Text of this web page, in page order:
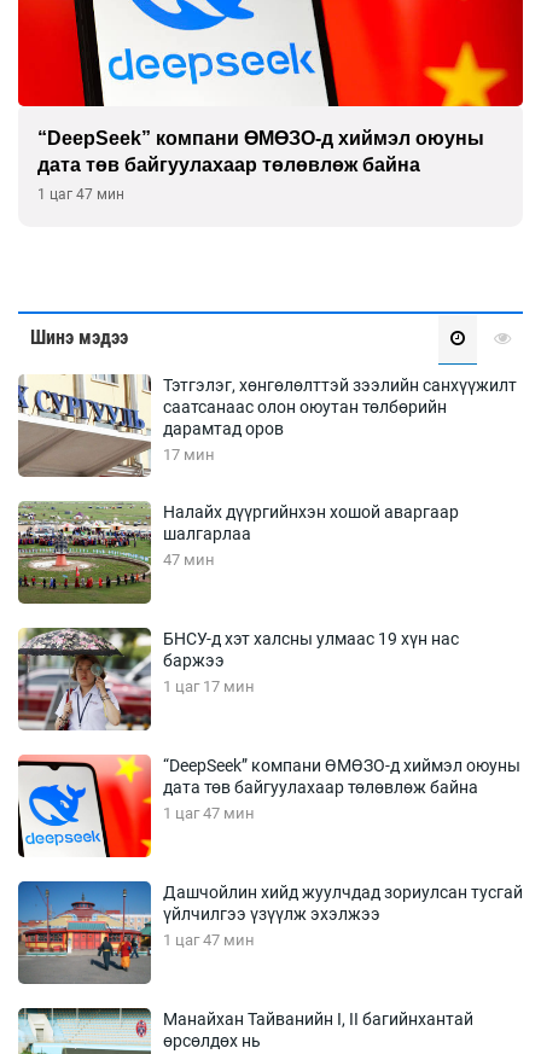
“DeepSeek” компани ӨМӨЗО-д хиймэл оюуны
дата төв байгуулахаар төлөвлөж байна
1 цаг 47 мин
Шинэ мэдээ
Тэтгэлэг, хөнгөлөлттэй зээлийн санхүүжилт
саатсанаас олон оюутан төлбөрийн
дарамтад оров
17 мин
Налайх дүүргийнхэн хошой аваргаар
шалгарлаа
47 мин
БНСУ-д хэт халсны улмаас 19 хүн нас
баржээ
1 цаг 17 мин
“DeepSeek” компани ӨМӨЗО-д хиймэл оюуны
дата төв байгуулахаар төлөвлөж байна
1 цаг 47 мин
Дашчойлин хийд жуулчдад зориулсан тусгай
үйлчилгээ үзүүлж эхэлжээ
1 цаг 47 мин
Манайхан Тайванийн I, II багийнхантай
өрсөлдөх нь